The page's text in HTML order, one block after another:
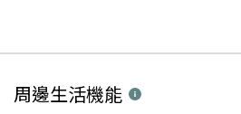
周邊生活機能